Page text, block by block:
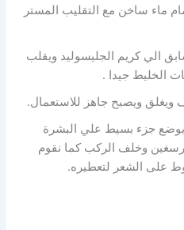
ماء ساخن مع التقليب المستر
الي كريم الجليسوليد ويقلب
الخليط جيدا .
ويغلق ويصبح جاهز للاستعمال.
بوضع جزء بسيط علي البشرة
وخلف الركب كما نقوم
على الشعر لتعطيره.